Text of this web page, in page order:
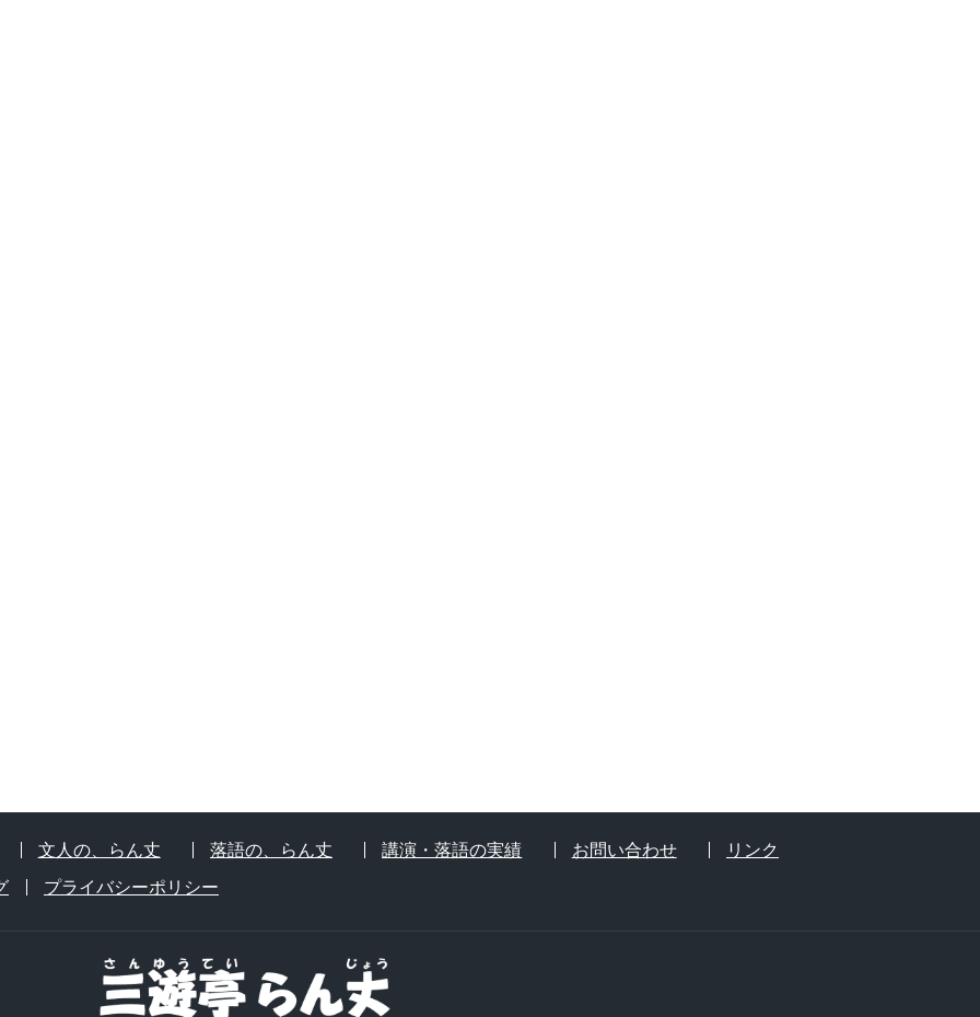
文人の、らん丈 落語の、らん丈 講演・落語の実績 お問い合わせ
リンク
プライバシーポリシー